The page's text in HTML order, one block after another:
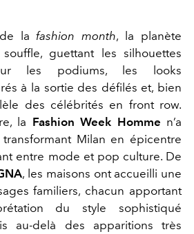
de lafashion month, la planète
guettant les silhouettes
sur les podiums, les looks
à la sortie des défilés et, bien
des célébrités en front row.
la Fashion Week Homme n’a
Milan en épicentre
entre mode et pop culture. De
, les maisons ont accueilli une
familiers, chacun apportant
du style sophistiqué
au-delà des apparitions très